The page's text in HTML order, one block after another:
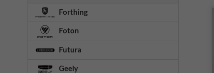
Forthing
Foton
Futura
Geely